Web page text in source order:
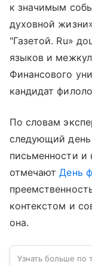
к значимым
духовной
"Газетой. Ru»
языков и
Финансового
кандидат
По словам
следующий день
письменности и
отмечаютДень
контекстом и
она.
Узнать больше по